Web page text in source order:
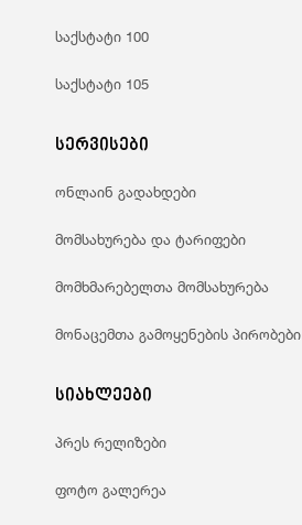
საქსტატი 100
საქსტატი 105
სერვისები
ონლაინ გადახდები
მომსახურება და ტარიფები
მომხმარებელთა მომსახურება
მონაცემთა გამოყენების პირობები
სიახლეები
პრეს რელიზები
ფოტო გალერეა